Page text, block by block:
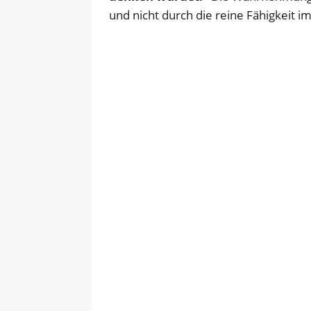
und nicht durch die reine Fähigkeit